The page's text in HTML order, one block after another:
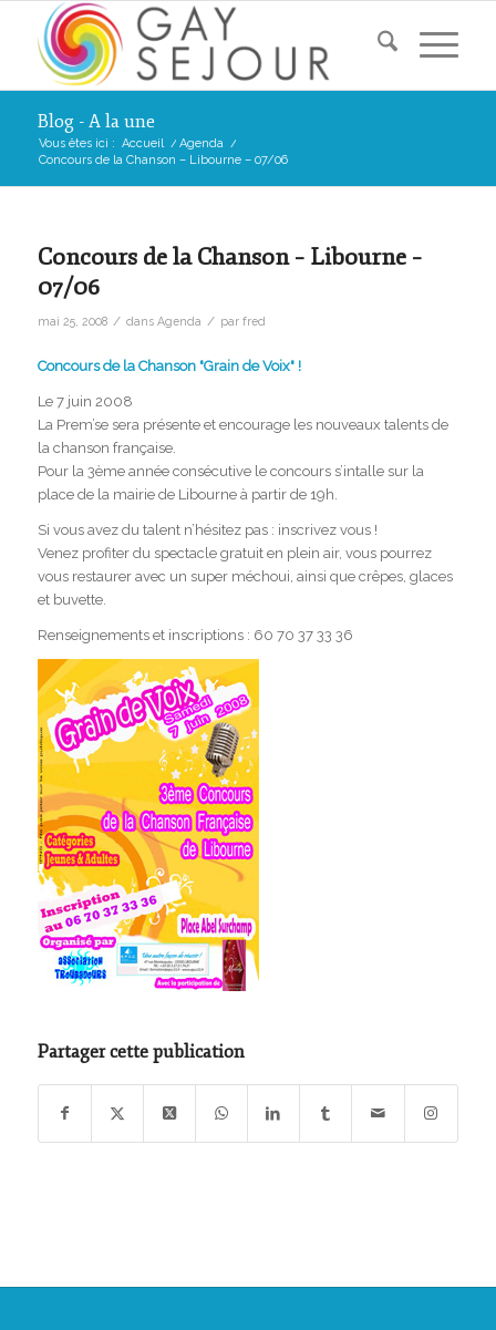
Blog - A la une
Vous êtes ici : Accueil / Agenda /
Concours de la Chanson – Libourne – 07/06
Concours de la Chanson – Libourne –
07/06
mai 25, 2008 / dans Agenda / par fred
Concours de la Chanson "Grain de Voix" !
Le 7 juin 2008
La Prem’se sera présente et encourage les nouveaux talents de
la chanson française.
Pour la 3ème année consécutive le concours s’intalle sur la
place de la mairie de Libourne à partir de 19h.
Si vous avez du talent n’hésitez pas : inscrivez vous !
Venez profiter du spectacle gratuit en plein air, vous pourrez
vous restaurer avec un super méchoui, ainsi que crêpes, glaces
et buvette.
Renseignements et inscriptions : 60 70 37 33 36
Partager cette publication